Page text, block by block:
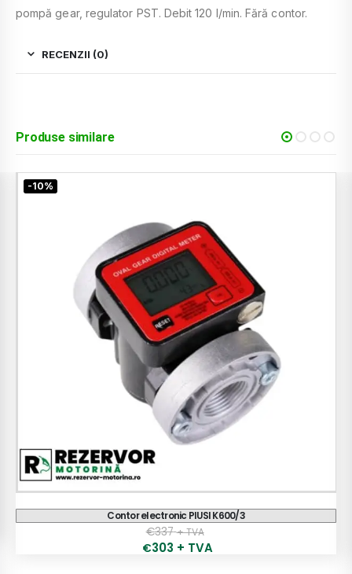
pompă gear, regulator PST. Debit 120 l/min. Fără contor.
RECENZII (0)
Produse similare
-10%
Contor PIUSI K33 - K44
€175 + TVA
€158 + TVA